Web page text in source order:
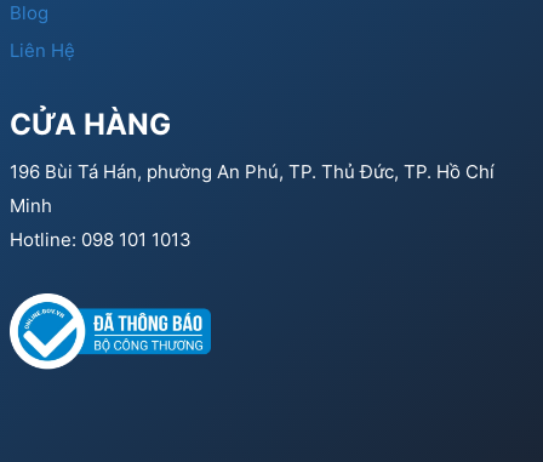
Blog
Liên Hệ
CỬA HÀNG
196 Bùi Tá Hán, phường An Phú, TP. Thủ Đức, TP. Hồ Chí
Minh
Hotline: 098 101 1013